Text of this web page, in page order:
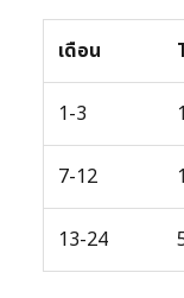
เดือน
1-3
7-12
13-24